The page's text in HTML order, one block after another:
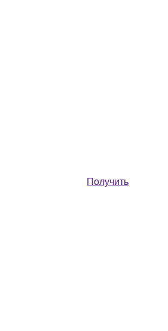
Получить